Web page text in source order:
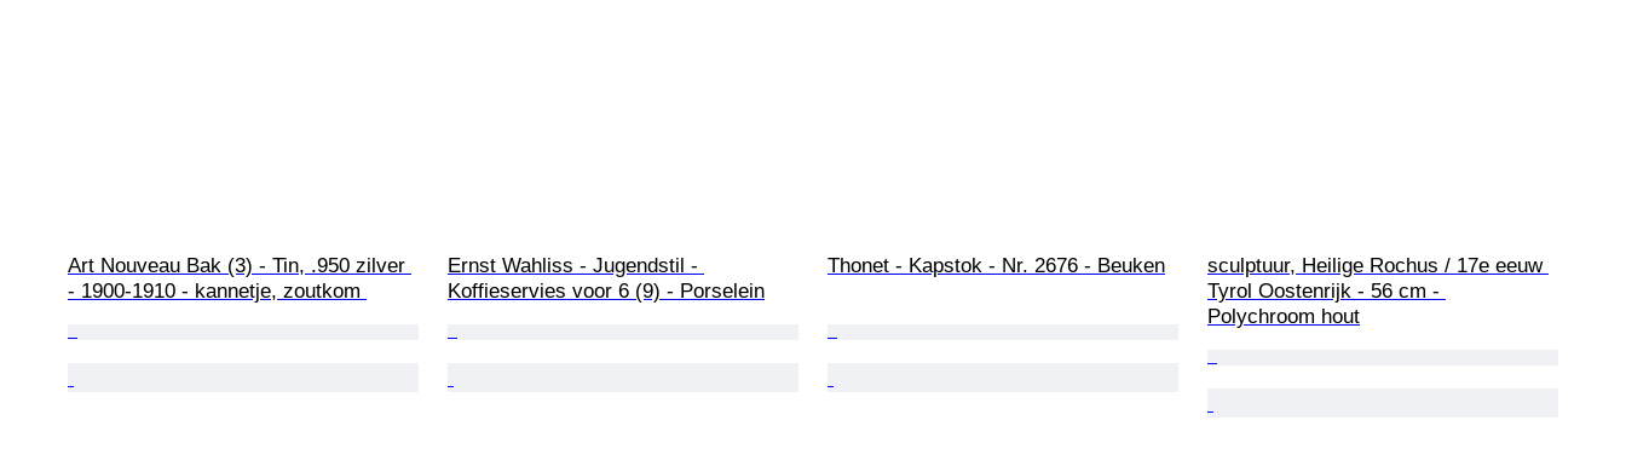
Art Nouveau Bak (3) - Tin, .950 zilver
- 1900-1910 - kannetje, zoutkom
Ernst Wahliss - Jugendstil -
Koffieservies voor 6 (9) - Porselein
Thonet - Kapstok - Nr. 2676 - Beuken
sculptuur, Heilige Rochus / 17e eeuw
Tyrol Oostenrijk - 56 cm -
Polychroom hout